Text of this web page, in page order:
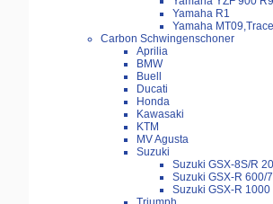
Yamaha R1
Yamaha
Carbon Schwingenschoner
Aprilia
BMW
Buell
Ducati
Honda
Kawasaki
KTM
MV Agusta
Suzuki
Suzuki GSX-8S/R
Suzuki GSX-R 600/
Suzuki GSX-R 1000